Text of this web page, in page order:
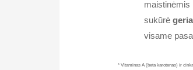
maistinėmis
sukūrė
visame
* Vitaminas A (beta karotenas) ir